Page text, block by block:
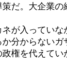
だ。大企業の
が入っていな
分からないガ
権を代えてい